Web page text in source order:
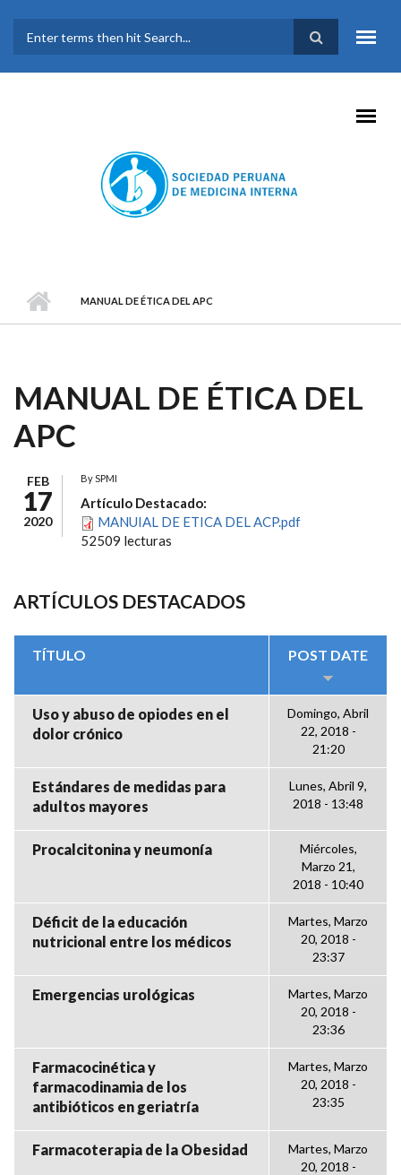
FORMULARIO DE
BÚSQUEDA
MANUAL DE ÉTICA DEL APC
MANUAL DE ÉTICA DEL
APC
FEB
17
2020
BySPMI
Artículo Destacado:
MANUIAL DE ETICA DEL ACP.pdf
52509 lecturas
ARTÍCULOS DESTACADOS
TÍTULO POST DATE
Uso y abuso de opiodes en el
dolor crónico
Domingo, Abril
22, 2018 -
21:20
Estándares de medidas para
adultos mayores
Lunes, Abril 9,
2018 - 13:48
Procalcitonina y neumonía
Miércoles,
Marzo 21,
2018 - 10:40
Déficit de la educación
nutricional entre los médicos
Martes, Marzo
20, 2018 -
23:37
Emergencias urológicas
Martes, Marzo
20, 2018 -
23:36
Farmacocinética y
farmacodinamia de los
antibióticos en geriatría
Martes, Marzo
20, 2018 -
23:35
Farmacoterapia de la Obesidad
Martes, Marzo
20, 2018 -